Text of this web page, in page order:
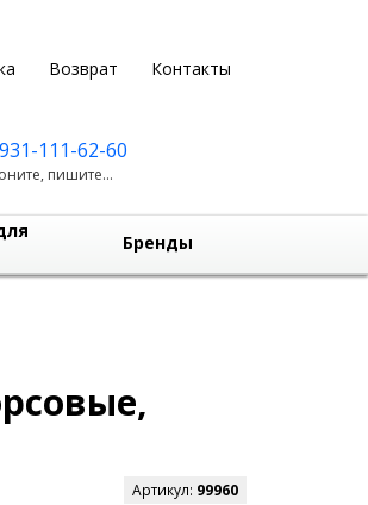
Возврат Контакты
111-62-60
пишите...
Бренды
Артикул: 99960